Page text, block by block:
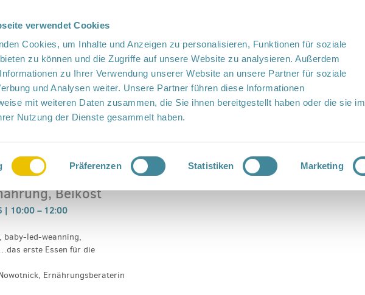
verwendet Cookies
Cookies, um Inhalte und Anzeigen zu personalisieren, Funktionen für soziale
zu können und die Zugriffe auf unsere Website zu analysieren. Außerdem
zu Ihrer Verwendung unserer Website an unsere Partner für soziale
und Analysen weiter. Unsere Partner führen diese Informationen
mit weiteren Daten zusammen, die Sie ihnen bereitgestellt haben oder die sie im
Nutzung der Dienste gesammelt haben.
Präferenzen Statistiken Marketing
Kompass Leichte Sprache
Termine
Gesunde Ernährung, Beikost
Beikost
| 10:00 – 12:00
baby-led-weanning,
erste Essen für die
Ernährungsberaterin